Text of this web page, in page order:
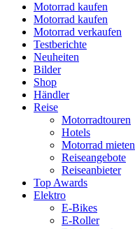
Motorrad kaufen
Motorrad kaufen
Motorrad verkaufen
Testberichte
Neuheiten
Bilder
Shop
Händler
Reise
Motorradtouren
Hotels
Motorrad mieten
Reiseangebote
Reiseanbieter
Top Awards
Elektro
E-Bikes
E-Roller